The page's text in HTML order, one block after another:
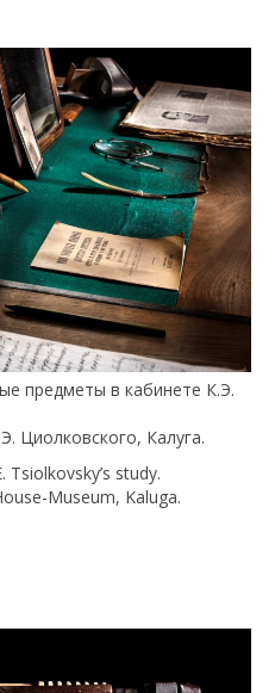
предметы в кабинете К.Э.
Циолковского, Калуга.
study.
Museum, Kaluga.